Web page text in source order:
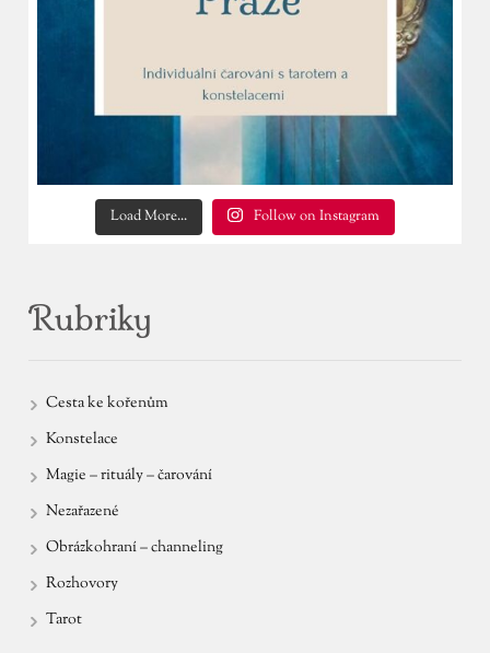
Load More... Follow on Instagram
Rubriky
Cesta ke kořenům
Konstelace
Magie – rituály – čarování
Nezařazené
Obrázkohraní – channeling
Rozhovory
Tarot